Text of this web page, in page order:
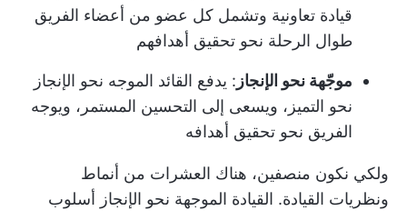
قيادة تعاونية وتشمل كل عضو من أعضاء الفريق
طوال الرحلة نحو تحقيق أهدافهم
موجّهة نحو الإنجاز : يدفع القائد الموجه نحو الإنجاز
نحو التميز، ويسعى إلى التحسين المستمر، ويوجه
الفريق نحو تحقيق أهدافه
ولكي نكون منصفين، هناك العشرات من أنماط
ونظريات القيادة. القيادة الموجهة نحو الإنجاز أسلوب